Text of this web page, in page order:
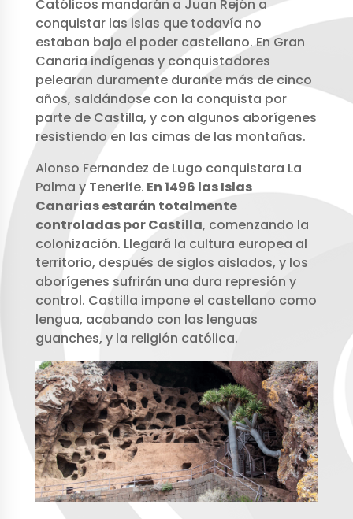
Católicos mandarán a Juan Rejón a
conquistar las islas que todavía no
estaban bajo el poder castellano. En Gran
Canaria indígenas y conquistadores
pelearan duramente durante más de cinco
años, saldándose con la conquista por
parte de Castilla, y con algunos aborígenes
resistiendo en las cimas de las montañas.
Alonso Fernandez de Lugo conquistara La
Palma y Tenerife. En 1496 las Islas
Canarias estarán totalmente
controladas por Castilla, comenzando la
colonización. Llegará la cultura europea al
territorio, después de siglos aislados, y los
aborígenes sufrirán una dura represión y
control. Castilla impone el castellano como
lengua, acabando con las lenguas
guanches, y la religión católica.